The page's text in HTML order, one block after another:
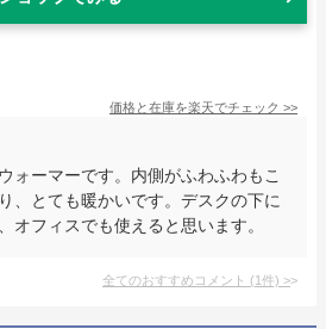
価格と在庫を楽天でチェック >>
ォーマーです。内側がふわふわもこ
、とても暖かいです。デスクの下に
オフィスでも使えると思います。
全てのおすすめコメント (1件) >